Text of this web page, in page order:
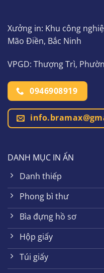
Xưởng in: Khu công
Mão Điền, Bắc Ninh
VPGD: Thượng Trì,
0946908919
DANH MỤC IN ẤN
Danh thiếp
Phong bì thư
Bìa đựng hồ sơ
Hộp giấy
Túi giấy